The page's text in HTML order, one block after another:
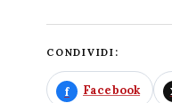
CONDIVIDI:
Facebook